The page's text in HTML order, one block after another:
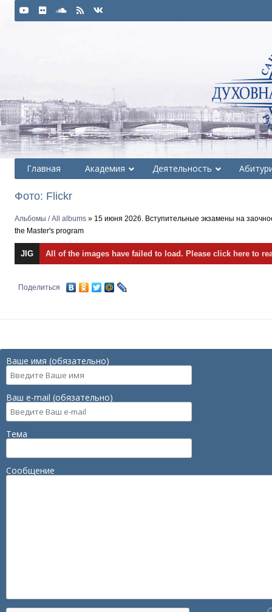
Главная Академия Деятельность
Фото: Flickr
Альбомы / All albums » 15 июня 2026. Вступительные экзамены на
the Master's program
JIG All of the images have failed to load. Please click here to
Поделиться
Ваше имя (обязательно)
Ваш e-mail (обязательно)
Тема
Сообщение